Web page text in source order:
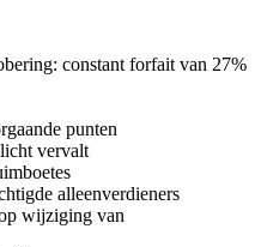
constant forfait van 27%
punten
vervalt
alleenverdieners
wijziging van